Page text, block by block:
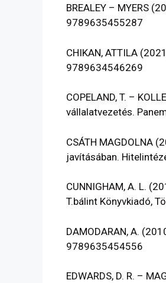
BREALEY – MYERS
9789635455287
CHIKAN, ATTILA
9789634546269
COPELAND, T. –
vállalatvezetés.
CSÁTH MAGDOLNA
javításában.
CUNNIGHAM, A. L.
T.bálint Könyvkiadó,
DAMODARAN, A.
9789635454556
EDWARDS, D. R. –